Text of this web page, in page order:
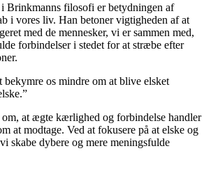
Brinkmanns filosofi er betydningen af
i vores liv. Han betoner vigtigheden af ​​at
med de mennesker, vi er sammen med,
forbindelser i stedet for at stræbe efter
bekymre os mindre om at blive elsket
at ægte kærlighed og forbindelse handler
at modtage. Ved at fokusere på at elske og
skabe dybere og mere meningsfulde